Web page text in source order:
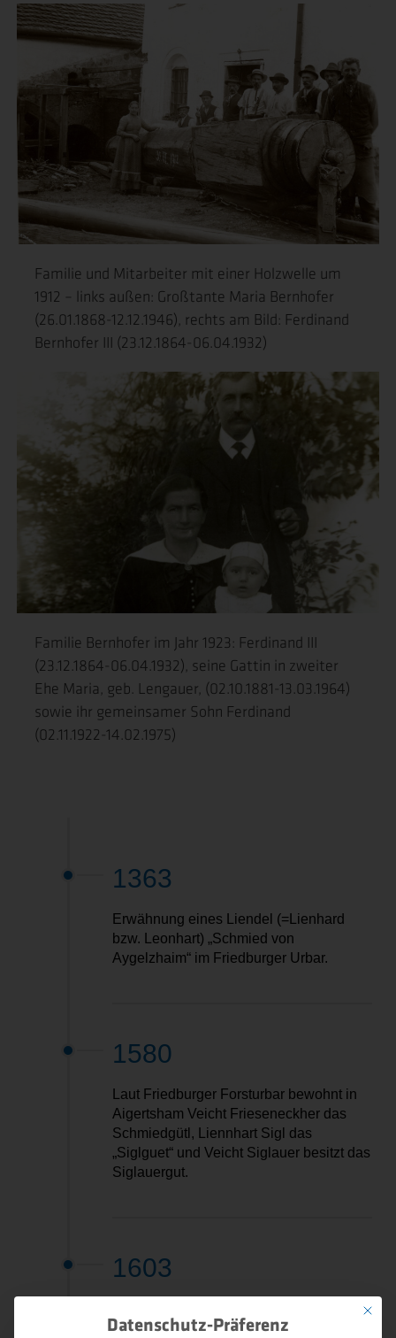
Familie und Mitarbeiter mit einer Holzwelle um
1912 – links außen: Großtante Maria Bernhofer
(26.01.1868-12.12.1946), rechts am Bild: Ferdinand
Bernhofer III (23.12.1864-06.04.1932)
Familie Bernhofer im Jahr 1923: Ferdinand III
(23.12.1864-06.04.1932), seine Gattin in zweiter
Ehe Maria, geb. Lengauer, (02.10.1881-13.03.1964)
sowie ihr gemeinsamer Sohn Ferdinand
(02.11.1922-14.02.1975)
1363
Erwähnung eines Liendel (=Lienhard
bzw. Leonhart) „Schmied von
Aygelzhaim“ im Friedburger Urbar.
1580
Laut Friedburger Forsturbar bewohnt in
Aigertsham Veicht Frieseneckher das
Schmiedgütl, Liennhart Sigl das
„Siglguet“ und Veicht Siglauer besitzt das
Siglauergut.
1603
Hammerschmidt in der Süglau
Mit
Datenschutz-Präferenz